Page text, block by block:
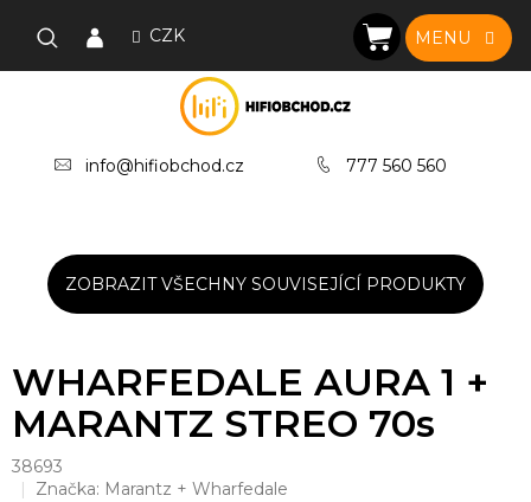
CZK
info@hifiobchod.cz 777 560 560
NÁKUPNÍ
KOŠÍK
WHARFEDALE AURA 1 +
MARANTZ STREO 70s
38693
Značka: Marantz + Wharfedale
ZOBRAZIT VŠECHNY SOUVISEJÍCÍ PRODUKTY